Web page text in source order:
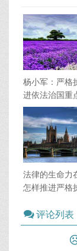
杨小军：严格
进依法治国重
的意义
法律的生命
怎样推进严格
评论列表